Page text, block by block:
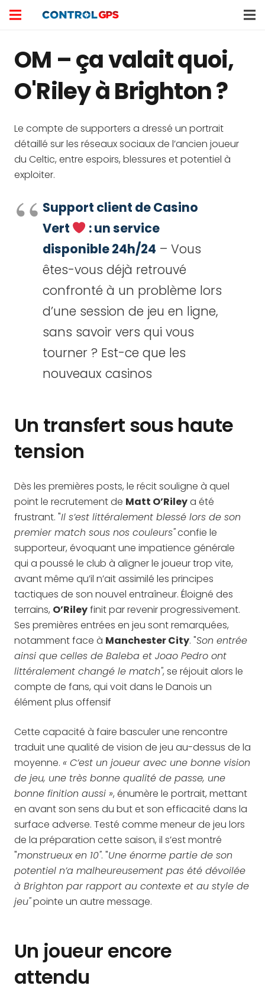
OM – ça valait quoi,
O'Riley à Brighton ?
Le compte de supporters a dressé un portrait
détaillé sur les réseaux sociaux de l’ancien joueur
du Celtic, entre espoirs, blessures et potentiel à
exploiter.
Support client de Casino
Vert
: un service
disponible 24h/24 – Vous
êtes-vous déjà retrouvé
confronté à un problème lors
d’une session de jeu en ligne,
sans savoir vers qui vous
tourner ? Est-ce que les
nouveaux casinos
Un transfert sous haute
tension
Dès les premières posts, le récit souligne à quel
point le recrutement de Matt O’Rileya été
frustrant. "Il s’est littéralement blessé lors de son
premier match sous nos couleurs"confie le
supporteur, évoquant une impatience générale
qui a poussé le club à aligner le joueur trop vite,
avant même qu’il n’ait assimilé les principes
tactiques de son nouvel entraîneur. Éloigné des
terrains, O’Rileyfinit par revenir progressivement.
Ses premières entrées en jeu sont remarquées,
notamment face à Manchester City. "Son entrée
ainsi que celles de Baleba et Joao Pedro ont
littéralement changé le match", se réjouit alors le
compte de fans, qui voit dans le Danois un
élément plus offensif
Cette capacité à faire basculer une rencontre
traduit une qualité de vision de jeu au-dessus de la
moyenne. « C’est un joueur avec une bonne vision
de jeu, une très bonne qualité de passe, une
bonne finition aussi », énumère le portrait, mettant
en avant son sens du but et son efficacité dans la
surface adverse. Testé comme meneur de jeu lors
de la préparation cette saison, il s’est montré
"monstrueux en 10". "Une énorme partie de son
potentiel n’a malheureusement pas été dévoilée
à Brighton par rapport au contexte et au style de
jeu"pointe un autre message.
Un joueur encore
attendu